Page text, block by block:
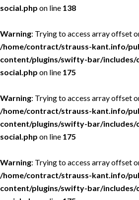
social.php on line 138
Warning: Trying to access array offset
/home/contract/strauss-kant.info/
content/plugins/swifty-bar/includes/
social.php on line 175
Warning: Trying to access array offset
/home/contract/strauss-kant.info/
content/plugins/swifty-bar/includes/
social.php on line 175
Warning: Trying to access array offset
/home/contract/strauss-kant.info/
content/plugins/swifty-bar/includes/